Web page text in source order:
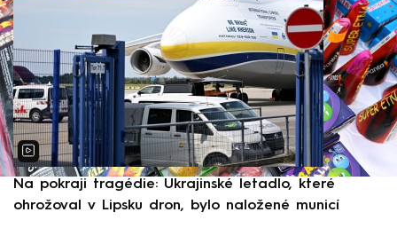
Na pokraji tragédie: Ukrajinské letadlo, které
ohrožoval v Lipsku dron, bylo naložené municí